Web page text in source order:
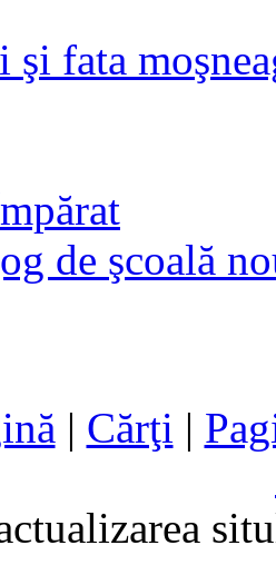
şi fata
de şcoală
| Cărţi |